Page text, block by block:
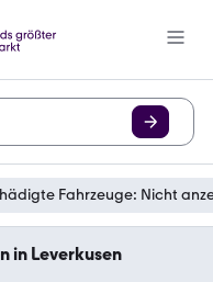
Fahrzeuge: Nicht
in Leverkusen